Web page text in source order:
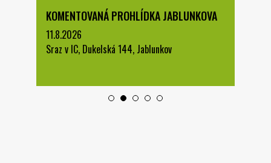
KOMENTOVANÁ PROHLÍDKA JABLUNKOVA
11.8.2026
Sraz v IC, Dukelská 144, Jablunkov